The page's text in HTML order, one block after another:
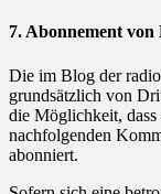
7. Abonnement
Die im Blog der
grundsätzlich von
die Möglichkeit,
nachfolgenden
abonniert.